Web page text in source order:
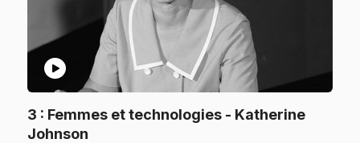
play_circle
3 : Femmes et technologies - Katherine
Johnson